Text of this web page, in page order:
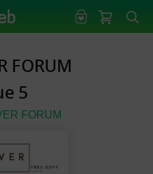
FORUM
5
FORUM